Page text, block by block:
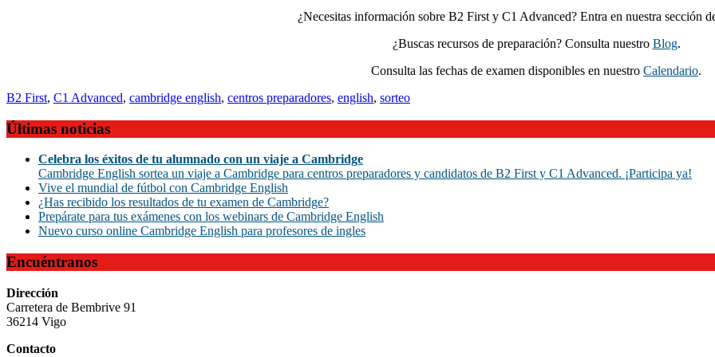
¿Necesitas información sobre B2 First y C1 Advanced? Entra en nuestra sección
¿Buscas recursos de preparación? Consulta nuestro Blog.
Consulta las fechas de examen disponibles en nuestro Calendario.
B2 First, C1 Advanced, cambridge english, centros preparadores, english, sorteo
Últimas noticias
Celebra los éxitos de tu alumnado con un viaje a Cambridge
Cambridge English sortea un viaje a Cambridge para centros preparadores y candidatos de B2 First y C1 Advanced. ¡Participa ya!
Vive el mundial de fútbol con Cambridge English
¿Has recibido los resultados de tu examen de Cambridge?
Prepárate para tus exámenes con los webinars de Cambridge English
Nuevo curso online Cambridge English para profesores de ingles
Encuéntranos
Dirección
Carretera de Bembrive 91
36214 Vigo
Contacto